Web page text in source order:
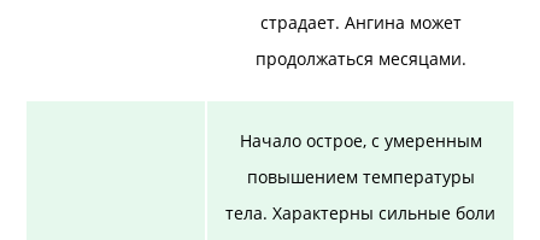
страдает. Ангина может
продолжаться месяцами.
Начало острое, с умеренным
повышением температуры
тела. Характерны сильные боли